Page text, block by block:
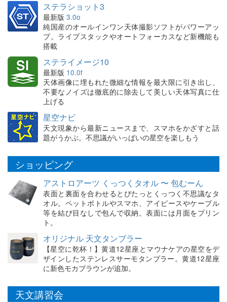
ステラショット3
最新版 3.0o
純国産のオールインワン天体撮影ソフトがパワーアッ
プ。ライブスタックやオートフォーカスなど新機能も
搭載
ステライメージ10
最新版 10.0f
天体画像に埋もれた微細な情報を最大限に引き出し、
不要なノイズは徹底的に除去して美しい天体写真に仕
上げる
星空ナビ
天文現象から最新ニュースまで、スマホをかざすと話
題がうかぶ。不思議がいっぱいの星空を楽しもう
ショッピング
アストロアーツ くっつくタオル 〜 包むーん
表面と裏面を合わせるとぴたっとくっつく不思議なタ
オル。ペットボトルやスマホ、アイピースやケーブル
等を結び目なしで包んで収納。表面には月面をプリン
ト。
オリジナル 天文タンブラー
【星空に乾杯！】黄道12星座とマウナケアの星空をデ
ザインしたステンレスサーモタンブラー。黄道12星座
に新色モカブラウンが追加。
天文講習会